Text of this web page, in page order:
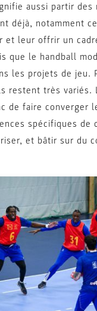
aussi partir des
déjà, notamment
et leur offrir un
que le handball
les projets de jeu.
restent très variés.
de faire converger
spécifiques de
et bâtir sur du